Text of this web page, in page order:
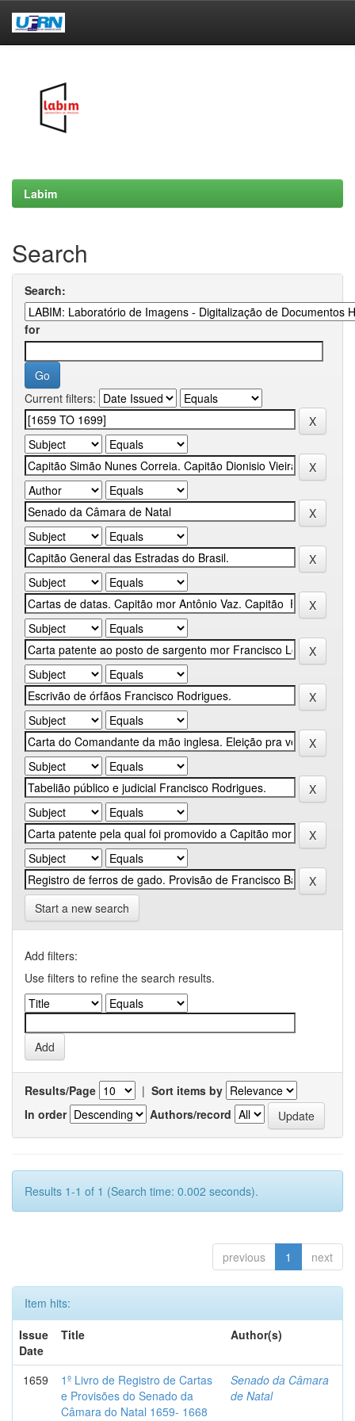
Labim
Search
Search:
for
Current filters:
Start a new search
Add filters:
Use filters to refine the search results.
Results/Page | Sort items by
In order
Authors/record
Results 1-1 of 1 (Search time: 0.002 seconds).
previous 1 next
Item hits:
Issue
Date
Title Author(s)
1659
1º Livro de Registro de Cartas
e Provisões do Senado da
Câmara do Natal 1659- 1668
Senado da Câmara
de Natal